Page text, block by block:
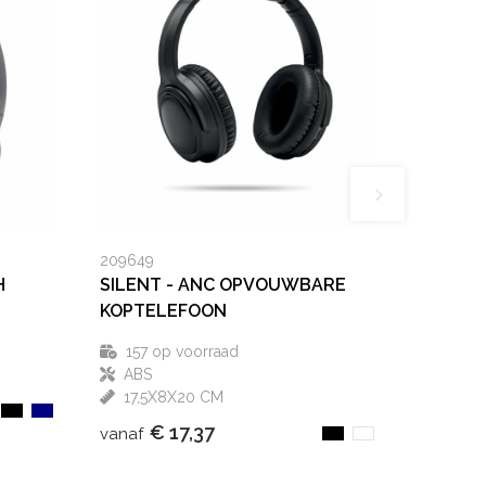
209649
SILENT - ANC OPVOUWBARE
KOPTELEFOON
157 op voorraad
ABS
17,5X8X20 CM
vanaf € 17,37